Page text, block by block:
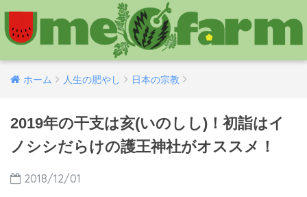
ホーム 人生の肥やし 日本の宗教
2019年の干支は亥(いのしし)！初詣はイ
ノシシだらけの護王神社がオススメ！
2018/12/01